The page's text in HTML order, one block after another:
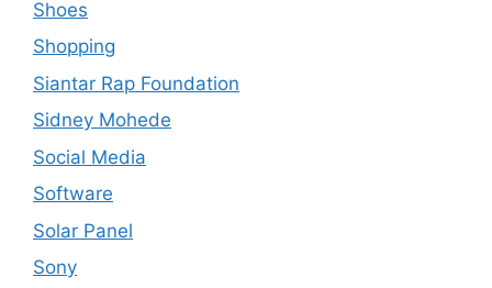
Shoes
Shopping
Siantar Rap Foundation
Sidney Mohede
Social Media
Software
Solar Panel
Sony